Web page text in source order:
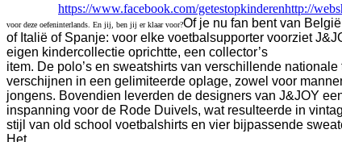
https://www.facebook.com/getestopkinderenhttp://
voor deze oefeninterlands. En jij, ben jij er klaar voor?Of je nu fan bent van België
of Italië of Spanje: voor elke voetbalsupporter voorziet
eigen kindercollectie oprichtte, een collector’s
item. De polo’s en sweatshirts van verschillende nationale
verschijnen in een gelimiteerde oplage, zowel voor
jongens. Bovendien leverden de designers van J&JOY
inspanning voor de Rode Duivels, wat resulteerde in
stijl van old school voetbalshirts en vier bijpassende
Het